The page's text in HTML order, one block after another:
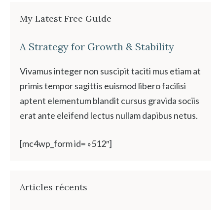
My Latest Free Guide
A Strategy for Growth & Stability
Vivamus integer non suscipit taciti mus etiam at
primis tempor sagittis euismod libero facilisi
aptent elementum blandit cursus gravida sociis
erat ante eleifend lectus nullam dapibus netus.
[mc4wp_form id= »512″]
Articles récents